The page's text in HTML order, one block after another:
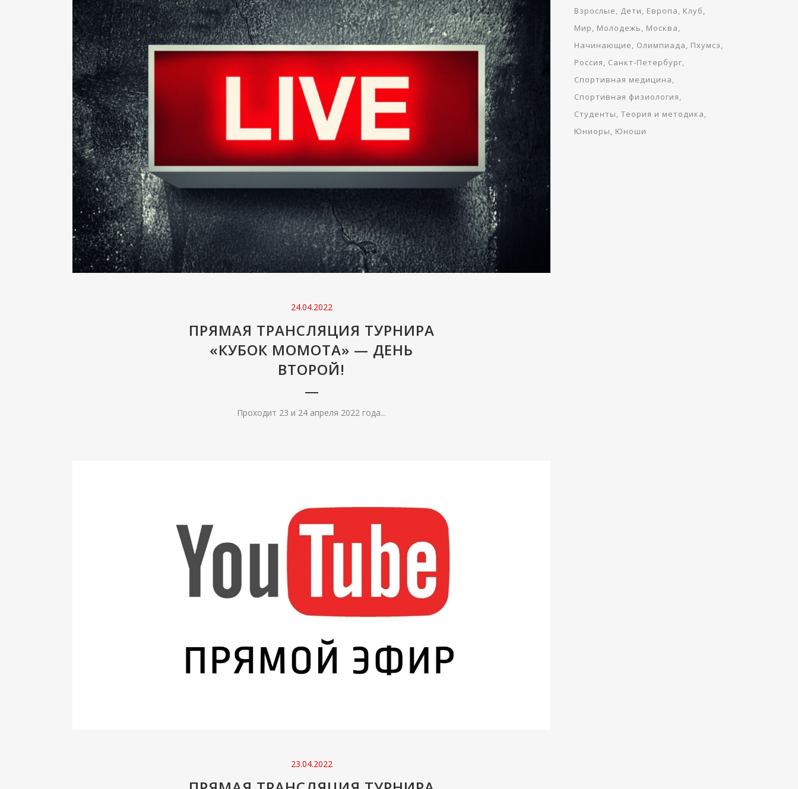
24.04.2022
ПРЯМАЯ ТРАНСЛЯЦИЯ ТУРНИРА
«КУБОК МОМОТА» — ДЕНЬ
ВТОРОЙ!
Проходит 23 и 24 апреля 2022 года...
23.04.2022
Взрослые Дети Европа
Клуб
Мир
Молодежь
Москва
Начинающие
Олимпиада
Пхумсэ
Россия
Санкт-Петербург
Спортивная медицина
Спортивная физиология
Студенты Теория и методика
Юниоры
Юноши